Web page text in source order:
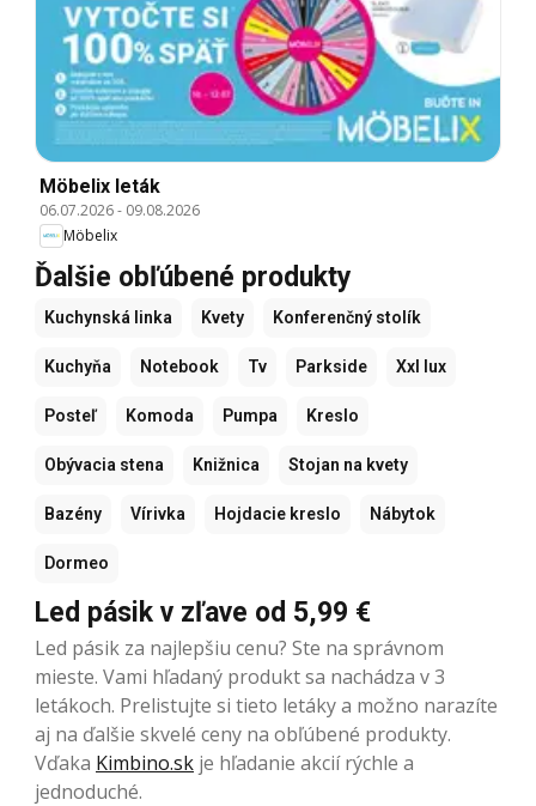
Möbelix leták
06.07.2026- 09.08.2026
Möbelix
Ďalšie obľúbené produkty
Kuchynská linka Kvety Konferenčný stolík
Kuchyňa Notebook Tv Parkside Xxl lux
Posteľ Komoda Pumpa Kreslo
Obývacia stena Knižnica Stojan na kvety
Bazény Vírivka Hojdacie kreslo Nábytok
Dormeo
Led pásik v zľave od 5,99 €
Led pásik za najlepšiu cenu? Ste na správnom
mieste. Vami hľadaný produkt sa nachádza v 3
letákoch. Prelistujte si tieto letáky a možno narazíte
aj na ďalšie skvelé ceny na obľúbené produkty.
Vďaka Kimbino.sk je hľadanie akcií rýchle a
jednoduché.